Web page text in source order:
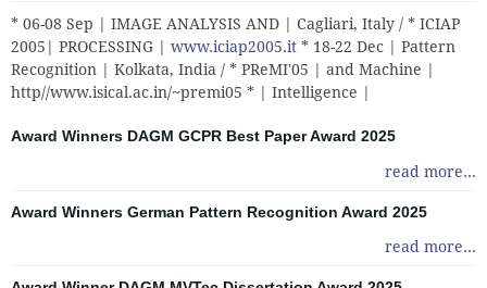
* 06-08 Sep | IMAGE ANALYSIS AND | Cagliari, Italy / * ICIAP
2005| PROCESSING | www.iciap2005.it * 18-22 Dec | Pattern
Recognition | Kolkata, India / * PReMI'05 | and Machine |
http//www.isical.ac.in/~premi05 * | Intelligence |
Award Winners DAGM GCPR Best Paper Award 2025
read more...
Award Winners German Pattern Recognition Award 2025
read more...